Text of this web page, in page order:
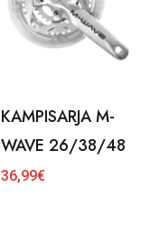
KAMPISARJA M-
WAVE 26/38/48
36,99€